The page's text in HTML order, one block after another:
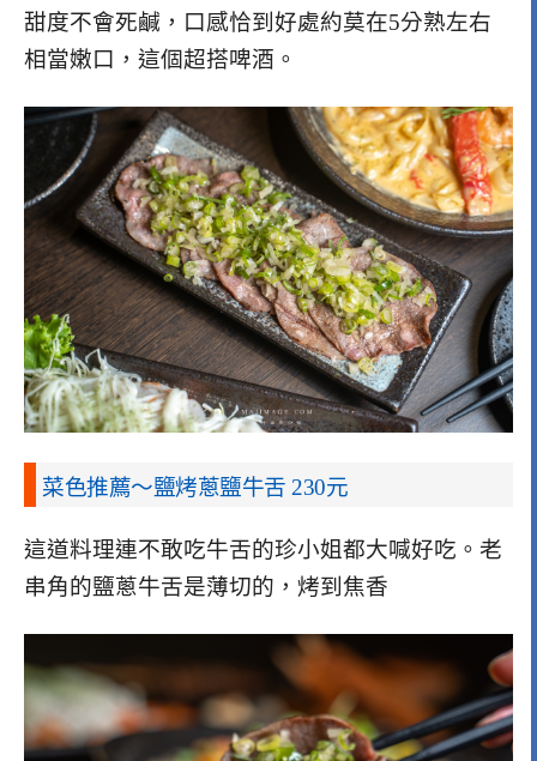
甜度不會死鹹，口感恰到好處約莫在5分熟左右
相當嫩口，這個超搭啤酒。
菜色推薦～鹽烤蔥鹽牛舌 230元
這道料理連不敢吃牛舌的珍小姐都大喊好吃。老
串角的鹽蔥牛舌是薄切的，烤到焦香